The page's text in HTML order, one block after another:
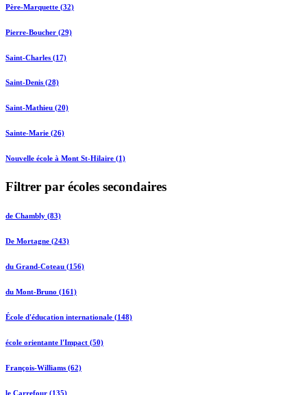
Père-Marquette (32)
Pierre-Boucher (29)
Saint-Charles (17)
Saint-Denis (28)
Saint-Mathieu (20)
Sainte-Marie (26)
Nouvelle école à Mont St-Hilaire (1)
Filtrer par écoles secondaires
de Chambly (83)
De Mortagne (243)
du Grand-Coteau (156)
du Mont-Bruno (161)
École d'éducation internationale (148)
école orientante l'Impact (50)
François-Williams (62)
le Carrefour (135)